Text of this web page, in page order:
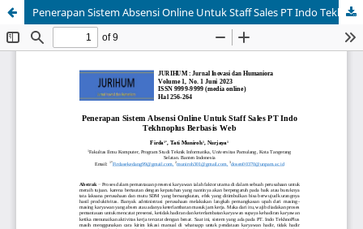
Penerapan Sistem Absensi Online Untuk Staff Sales PT Indo Tekhnoplus Berbasis Web